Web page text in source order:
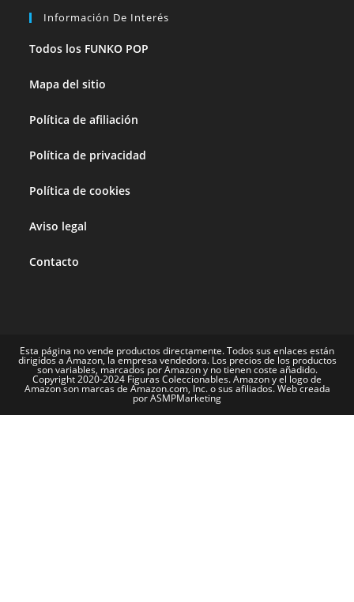
Información De Interés
Todos los FUNKO POP
Mapa del sitio
Política de afiliación
Política de privacidad
Política de cookies
Aviso legal
Contacto
Esta página no vende productos directamente. Todos sus enlaces están
dirigidos a Amazon, la empresa vendedora. Los precios de los productos
son variables, marcados por Amazon y no tienen coste añadido.
Copyright 2020-2024 Figuras Coleccionables. Amazon y el logo de
Amazon son marcas de Amazon.com, Inc. o sus afiliados. Web creada
por ASMPMarketing